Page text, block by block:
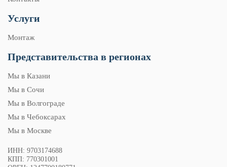
Услуги
Монтаж
Представительства в регионах
Мы в Казани
Мы в Сочи
Мы в Волгограде
Мы в Чебоксарах
Мы в Москве
ИНН: 9703174688
КПП: 770301001